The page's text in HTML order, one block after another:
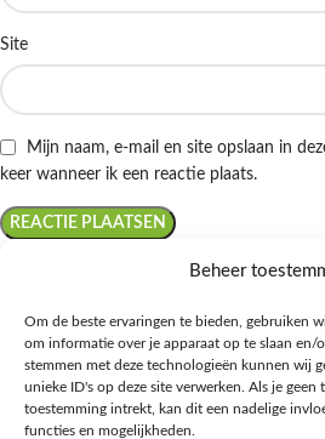
Beheer
Om de beste ervaringen te bieden, gebruiken
om informatie over je apparaat op te slaan en/
stemmen met deze technologieën kunnen wij
unieke ID's op deze site verwerken. Als je
toestemming intrekt, kan dit een nadelige
functies en mogelijkheden.
Site
Mijn naam, e-mail en site opslaan in
keer wanneer ik een reactie plaats.
Ontdek de beste keto-vriendelijke keuzes
kennis met onze diepgaande blogs over
favoriete keto recepten in onze bruisende